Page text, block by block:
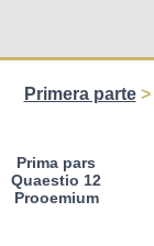
Primera parte>
Prima pars
Quaestio 12
Prooemium